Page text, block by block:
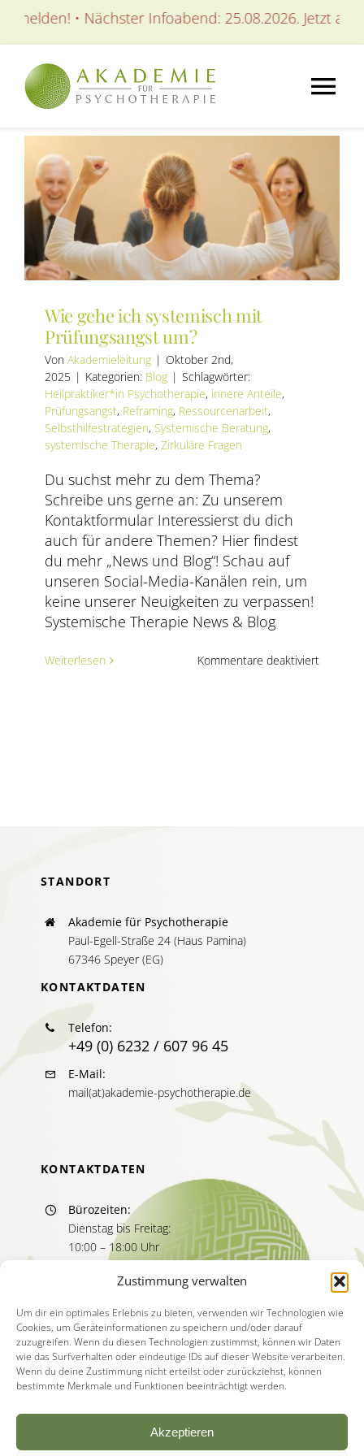
Zustimmung verwalten
Um dir ein optimales Erlebnis zu bieten, verwenden wir Technologien wie
Cookies, um Geräteinformationen zu speichern und/oder darauf
zuzugreifen. Wenn du diesen Technologien zustimmst, können wir Daten
wie das Surfverhalten oder eindeutige IDs auf dieser Website verarbeiten.
Wenn du deine Zustimmung nicht erteilst oder zurückziehst, können
bestimmte Merkmale und Funktionen beeinträchtigt werden.
Akzeptieren
Inhalt
springen
• Nächster Infoabend: 25.08.2026. Jetzt
AKADEMIE
AUSBILDUNGEN
WEITERBILDUNGEN
SEMINARE / KURSE
AKTUELLES
SERVICE
NACH:
Wie gehe ich systemisch mit
Prüfungsangst um?
Von Akademieleitung | Oktober 2nd,
2025 | Kategorien: Blog | Schlagwörter:
Heilpraktiker*in Psychotherapie, innere Anteile,
Prüfungsangst, Reframing, Ressourcenarbeit,
Selbsthilfestrategien, Systemische Beratung,
systemische Therapie, Zirkuläre Fragen
Du suchst mehr zu dem Thema?
Schreibe uns gerne an: Zu unserem
Kontaktformular Interessierst du dich
auch für andere Themen? Hier findest
du mehr „News und Blog“! Schau auf
unseren Social-Media-Kanälen rein, um
keine unserer Neuigkeiten zu verpassen!
Systemische Therapie News & Blog
Weiterlesen Kommentare deaktiviertfür
STANDORT
Akademie für Psychotherapie
Paul-Egell-Straße 24 (Haus Pamina)
67346 Speyer (EG)
KONTAKTDATEN
Telefon:
+49 (0) 6232 / 607 96 45
E-Mail:
mail(at)akademie-psychotherapie.de
KONTAKTDATEN
Bürozeiten:
Dienstag bis Freitag:
10:00 – 18:00 Uhr
Sprechzeiten:
11:00 – 13:00 Uhr
15:00 – 17:00 Uhr